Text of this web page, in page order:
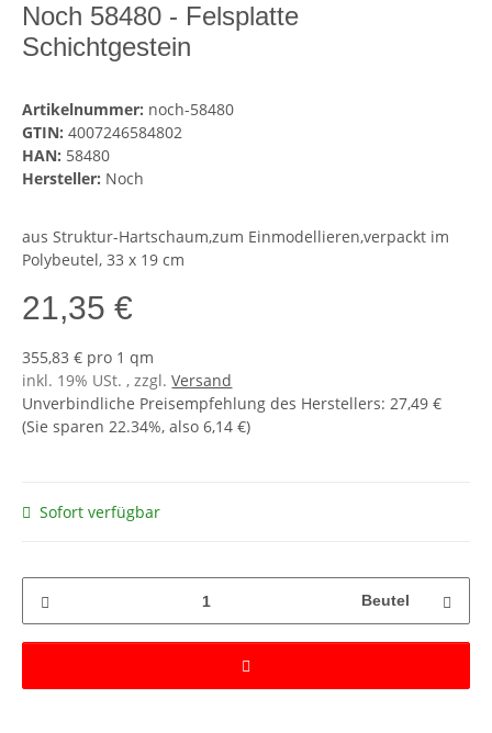
Noch 58480 - Felsplatte
Schichtgestein
Artikelnummer: noch-58480
GTIN: 4007246584802
HAN: 58480
Hersteller: Noch
aus Struktur-Hartschaum,zum Einmodellieren,verpackt im
Polybeutel, 33 x 19 cm
21,35 €
355,83 € pro 1 qm
inkl. 19% USt. , zzgl.Versand
Unverbindliche Preisempfehlung des Herstellers:27,49 €
(Sie sparen22.34%, also6,14 €)
Sofort verfügbar
Beutel